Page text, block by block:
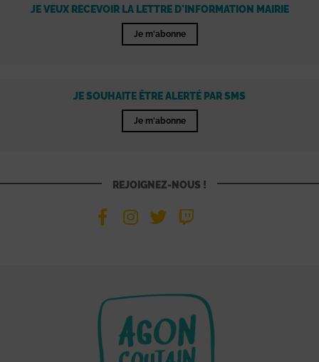
JE VEUX RECEVOIR LA LETTRE D'INFORMATION MAIRIE
Je m'abonne
JE SOUHAITE ÊTRE ALERTÉ PAR SMS
Je m'abonne
REJOIGNEZ-NOUS !